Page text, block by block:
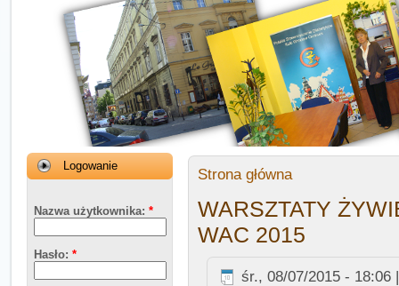
Logowanie
Nazwa użytkownika: *
Hasło: *
Strona główna
WARSZTATY
WAC 2015
śr., 08/07/2015 - 18:06